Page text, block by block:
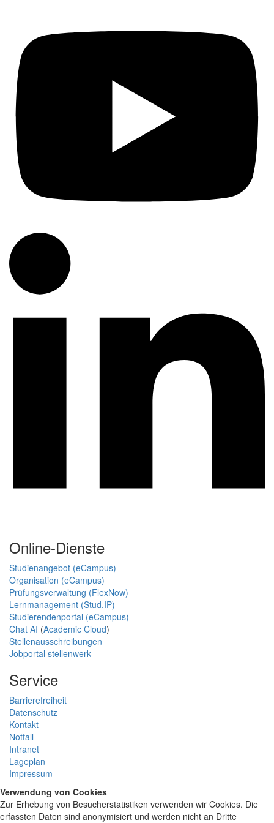
Online-Dienste
Studienangebot (eCampus)
Organisation (eCampus)
Prüfungsverwaltung (FlexNow)
Lernmanagement (Stud.IP)
Studierendenportal (eCampus)
Chat AI (Academic Cloud)
Stellenausschreibungen
Jobportal stellenwerk
Service
Barrierefreiheit
Datenschutz
Kontakt
Notfall
Intranet
Lageplan
Impressum
Verwendung von Cookies
Zur Erhebung von Besucherstatistiken verwenden wir Cookies. Die
erfassten Daten sind anonymisiert und werden nicht an Dritte